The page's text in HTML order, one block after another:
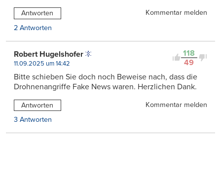
Antworten
Kommentar melden
2 Antworten
118
49
Robert Hugelshofer
11.09.2025 um 14:42
Bitte schieben Sie doch noch Beweise nach, dass die
Drohnenangriffe Fake News waren. Herzlichen Dank.
Antworten
Kommentar melden
3 Antworten